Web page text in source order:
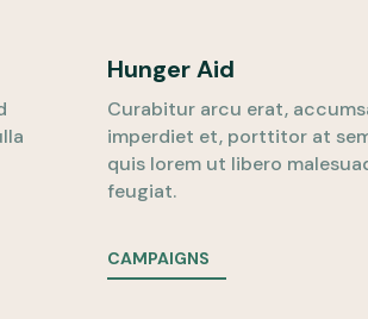
Hunger Aid
Curabitur arcu erat,
imperdiet et, porttitor at
quis lorem ut libero
feugiat.
CAMPAIGNS